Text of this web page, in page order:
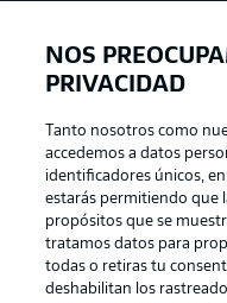
Publicidad
Gestionar las
NOS
PRIVACIDAD
Tanto nosotros como
accedemos a datos
identificadores únicos,
estarás permitiendo que
propósitos que se
tratamos datos para
todas o retiras tu
deshabilitan los